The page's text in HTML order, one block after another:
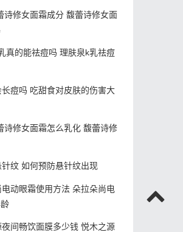
诗修女面霜成分 馥蕾诗修女面
真的能祛痘吗 理肤泉k乳祛痘
长痘吗 吃甜食对皮肤的伤害大
诗修女面霜怎么乳化 馥蕾诗修
纹 如何预防悬针纹出现
电动眼霜使用方法 朵拉朵尚电
间畅饮面膜多少钱 悦木之源